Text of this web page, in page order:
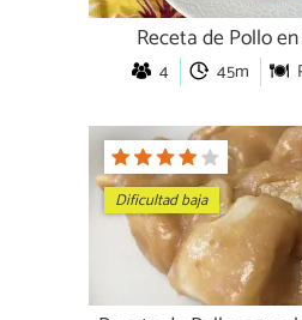
Receta de Pollo
4 45m
Dificultad baja